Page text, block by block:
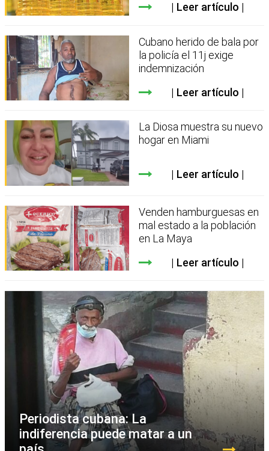
Leer artículo
Cubano herido de bala por
la policía el 11j exige
indemnización
Leer artículo
La Diosa muestra su nuevo
hogar en Miami
Leer artículo
Venden hamburguesas en
mal estado a la población
en La Maya
Leer artículo
Periodista cubana: La
indiferencia puede matar a un